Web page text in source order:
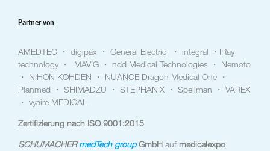
Partner von
AMEDTEC ・ digipax ・ General Electric ・ integral ・IRay
technology ・ MAVIG ・ ndd Medical Technologies ・ Nemoto
・ NIHON KOHDEN ・ NUANCE Dragon Medical One ・
Planmed ・ SHIMADZU ・ STEPHANIX ・ Spellman ・ VAREX
・ vyaire MEDICAL
Zertifizierung nach ISO 9001:2015
SCHUMACHER medTech groupGmbH auf medicalexpo